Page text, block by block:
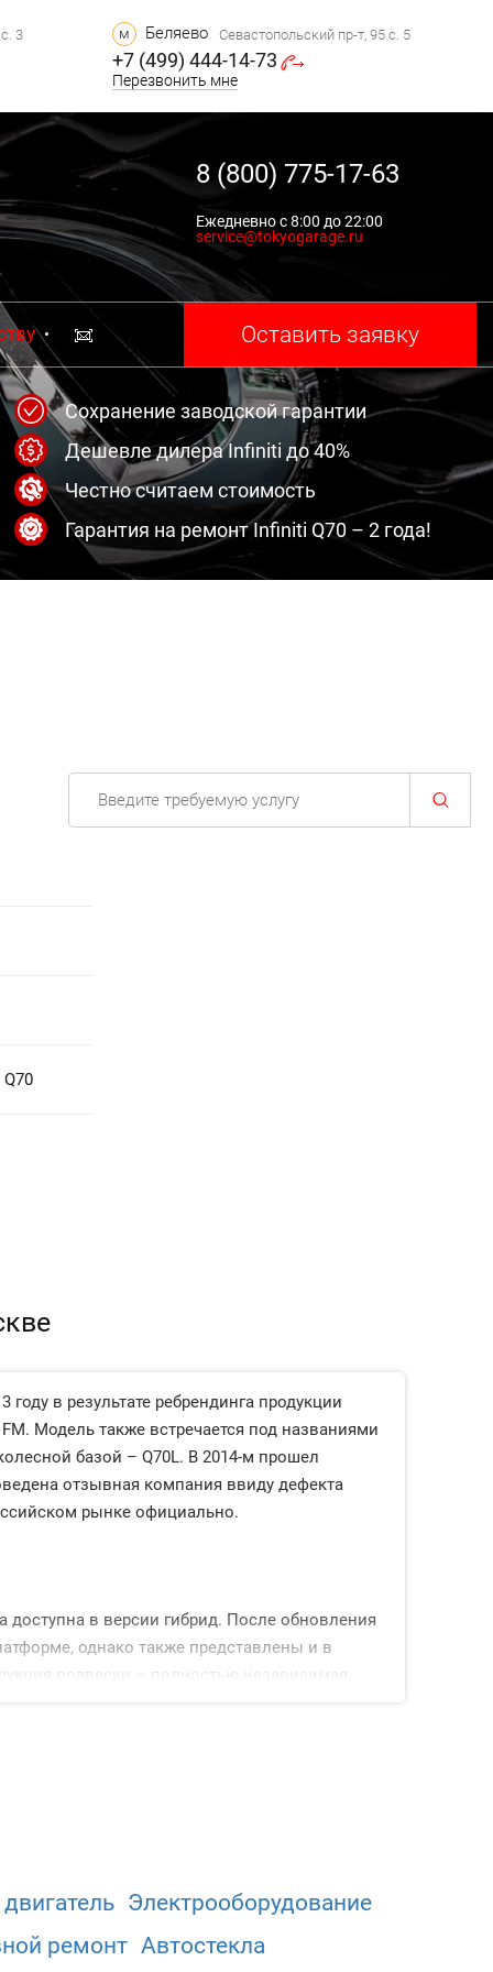
3 м Беляево Севастопольский пр-т, 95 с. 5
+7 (499) 444-14-73
Перезвонить мне
8 (800) 775-17-63
Ежедневно с 8:00 до 22:00
service@tokyogarage.ru
Оставить заявку
Сохранение заводской гарантии
Дешевле дилера Infiniti до 40%
Честно считаем стоимость
Гарантия на ремонт Infiniti Q70 – 2 года!
в результате ребрендинга продукции
Модель также встречается под названиями
базой – Q70L. В 2014-м прошел
отзывная компания ввиду дефекта
рынке официально.
в версии гибрид. После обновления
однако также представлены и в
Электрооборудованиe
ремонт Автостекла